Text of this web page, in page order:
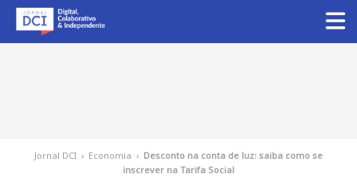
Jornal DCI › Economia › Desconto na conta de luz: saiba como se
inscrever na Tarifa Social